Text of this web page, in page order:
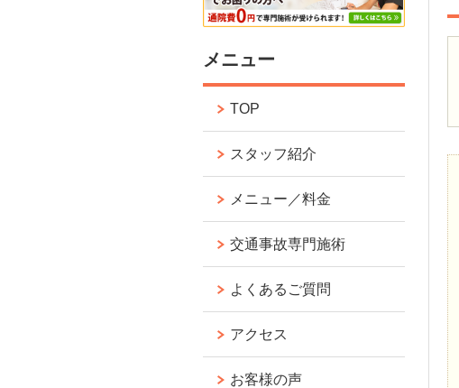
メニュー
TOP
スタッフ紹介
メニュー／料金
交通事故専門施術
よくあるご質問
アクセス
お客様の声